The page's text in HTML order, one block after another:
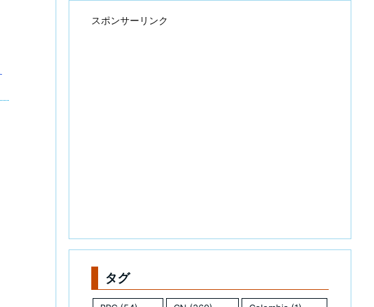
スポンサーリンク
タグ